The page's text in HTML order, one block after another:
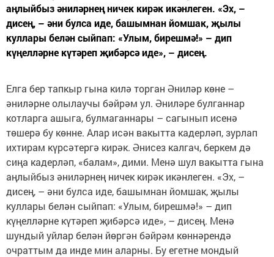
аңлыйбыз әниләрнең ничек кирәк икәнлеген. «Эх, –
дисең, – әни булса иде, башымнан йомшак, җылы
куллары белән сыйпап: «Улым, бирешмә!» – дип
күңелләрне күтәреп җибәрсә иде», – дисең.
Елга бер тапкыр гына килә торган Әниләр көне –
әниләрне олылаучы бәйрәм ул. Әниләре булганнар
котларга ашыга, булмаганнары – сагынып исенә
төшерә бу көнне. Алар исән вакытта кадерләп, зурлап
ихтирам күрсәтергә кирәк. Әнисез калгач, беркем дә
сиңа кадерләп, «балам», дими. Менә шул вакытта гына
аңлыйбыз әниләрнең ничек кирәк икәнлеген. «Эх, –
дисең, – әни булса иде, башымнан йомшак, җылы
куллары белән сыйпап: «Улым, бирешмә!» – дип
күңелләрне күтәреп җибәрсә иде», – дисең. Менә
шундый уйлар белән йөргән бәйрәм көннәрендә
очраттым да инде мин аларны. Бу егетне мондый